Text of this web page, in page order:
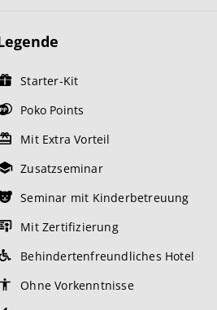
Starter-Kit
Poko Points
Mit Extra Vorteil
Zusatzseminar
Seminar mit Kinderbetreuung
Mit Zertifizierung
Behindertenfreundliches Hotel
Ohne Vorkenntnisse